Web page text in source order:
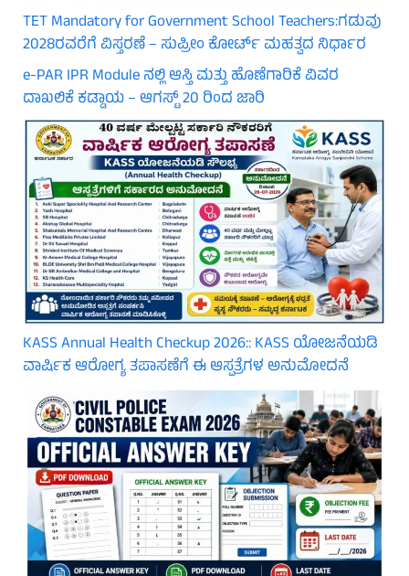
TET Mandatory for Government School Teachers:ಗಡುವು
2028ರವರೆಗೆ ವಿಸ್ತರಣೆ – ಸುಪ್ರೀಂ ಕೋರ್ಟ್ ಮಹತ್ವದ ನಿರ್ಧಾರ
e-PAR IPR Module ನಲ್ಲಿ ಆಸ್ತಿ ಮತ್ತು ಹೊಣೆಗಾರಿಕೆ ವಿವರ
ದಾಖಲಿಕೆ ಕಡ್ಡಾಯ – ಆಗಸ್ಟ್ 20 ರಿಂದ ಜಾರಿ
KASS Annual Health Checkup 2026:: KASS ಯೋಜನೆಯಡಿ
ವಾರ್ಷಿಕ ಆರೋಗ್ಯ ತಪಾಸಣೆಗೆ ಈ ಆಸ್ಪತ್ರೆಗಳ ಅನುಮೋದನೆ